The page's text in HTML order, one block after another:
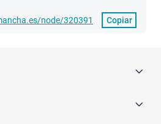
node/320391
Copiar